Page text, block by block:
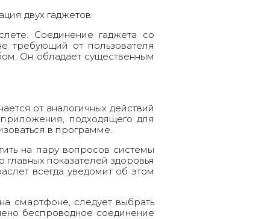
двух гаджетов.
. Соединение гаджета со
требующий от пользователя
Он обладает существенным
от аналогичных действий
подходящего для
в программе.
на пару вопросов системы
показателей здоровья
всегда уведомит об этом
смартфоне, следует выбрать
беспроводное соединение